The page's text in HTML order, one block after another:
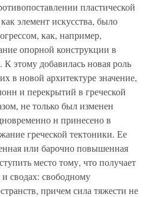
пластической
элемент искусства, было
как, например,
опорной конструкции в
К этому добавилась новая роль
в новой архитектуре значение,
и перекрытий в греческой
не только был изменен
н принесено в
греческой тектоники. Ее
или барочно повышенная
место тому, что получает
сводах: свободному
причем сила тяжести не